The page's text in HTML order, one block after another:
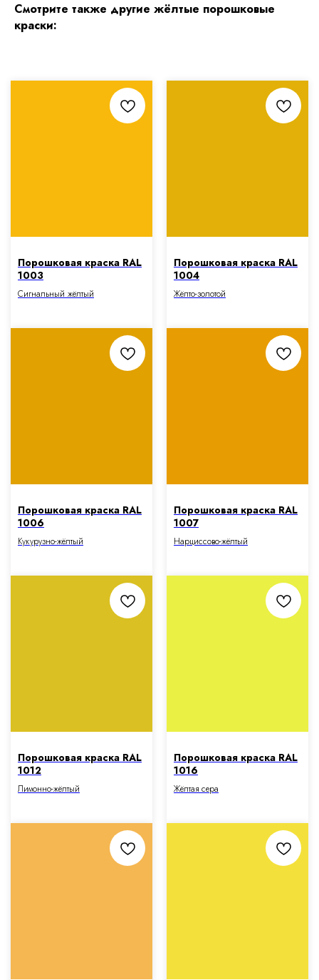
Смотрите также другие жёлтые порошковые
краски:
Порошковая краска RAL
1003
Сигнальный жёлтый
Порошковая краска RAL
1004
Жёлто-золотой
Порошковая краска RAL
1006
Кукурузно-жёлтый
Порошковая краска RAL
1007
Нарциссово-жёлтый
Порошковая краска RAL
1012
Лимонно-жёлтый
Порошковая краска RAL
1016
Жёлтая сера